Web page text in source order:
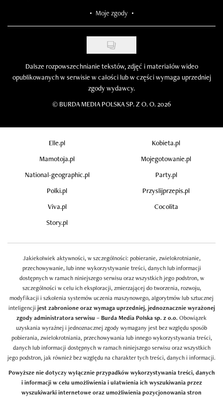
Moje zgody
Dalsze rozpowszechnianie tekstów, zdjęć i materiałów wideo
opublikowanych w serwisie w całości lub w części wymaga uprzedniej
zgody wydawcy.
© BURDA MEDIA POLSKA SP. Z O. O. 2026
Elle.pl
Kobieta.pl
Mamotoja.pl
Mojegotowanie.pl
National-geographic.pl
Party.pl
Polki.pl
Przyslijprzepis.pl
Viva.pl
Cocolita
Story.pl
Jakiekolwiek aktywności, w szczególności: pobieranie, zwielokrotnianie,
przechowywanie, lub inne wykorzystywanie treści, danych lub informacji
dostępnych w ramach niniejszego serwisu oraz wszystkich jego podstron, w
szczególności w celu ich eksploracji, zmierzającej do tworzenia, rozwoju,
modyfikacji i szkolenia systemów uczenia maszynowego, algorytmów lub sztucznej
inteligencji jest zabronione oraz wymaga uprzedniej, jednoznacznie wyrażonej
zgody administratora serwisu – Burda Media Polska sp. z o.o.Obowiązek
uzyskania wyraźnej i jednoznacznej zgody wymagany jest bez względu sposób
pobierania, zwielokrotniania, przechowywania lub innego wykorzystywania treści,
danych lub informacji dostępnych w ramach niniejszego serwisu oraz wszystkich
jego podstron, jak również bez względu na charakter tych treści, danych i informacji.
Powyższe nie dotyczy wyłącznie przypadków wykorzystywania treści, danych
i informacji w celu umożliwienia i ułatwienia ich wyszukiwania przez
wyszukiwarki internetowe oraz umożliwienia pozycjonowania stron